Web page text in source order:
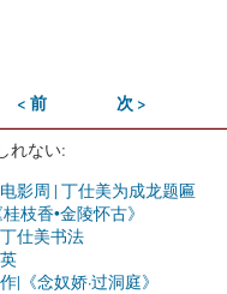
< 前 次 >
れない:
影周 | 丁仕美为成龙题匾
枝香•金陵怀古》
仕美书法
|《念奴娇·过洞庭》